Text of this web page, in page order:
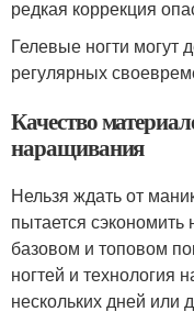
редкая коррекция
Гелевые ногти могут
регулярных
Качество
наращивания
Нельзя ждать от
пытается
базовом и топовом
ногтей и технология
нескольких дней или